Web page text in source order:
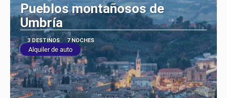
Pueblos montañosos de
Umbría
3 DESTINOS 7 NOCHES
Alquiler de auto